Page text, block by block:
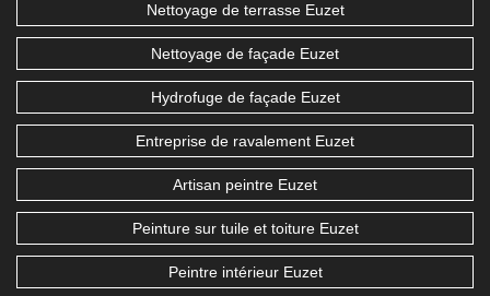
Nettoyage de terrasse Euzet
Nettoyage de façade Euzet
Hydrofuge de façade Euzet
Entreprise de ravalement Euzet
Artisan peintre Euzet
Peinture sur tuile et toiture Euzet
Peintre intérieur Euzet